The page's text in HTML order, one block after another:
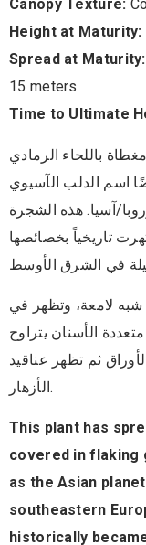
Canopy Texture:
Height at Maturity:
Spread at Maturity:
15 meters
Time to Ultimate
باللحاء الرمادي
اسم الدلب الآسيوي
آسيا. هذه الشجرة
تاريخياً بخصائصها
لامعة، وتظهر في
الأسنان يتراوح
ثم تظهر عناقيد
الأزهار.
This plant has
covered in flaking
as the Asian
southeastern
historically